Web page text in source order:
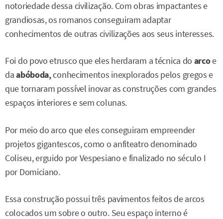
notoriedade dessa civilização. Com obras impactantes e
grandiosas, os romanos conseguiram adaptar
conhecimentos de outras civilizações aos seus interesses.
Foi do povo etrusco que eles herdaram a técnica do arcoe
daabóboda,conhecimentos inexplorados pelos gregos e
que tornaram possível inovar as construções com grandes
espaços interiores e sem colunas.
Por meio do arco que eles conseguiram empreender
projetos gigantescos, como o anfiteatro denominado
Coliseu, erguido por Vespesiano e finalizado no século I
por Domiciano.
Essa construção possui três pavimentos feitos de arcos
colocados um sobre o outro. Seu espaço interno é